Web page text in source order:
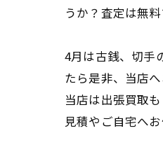
うか？査定は無
4月は古銭、切手
たら是非、当店
当店は出張買取
見積やご自宅へ